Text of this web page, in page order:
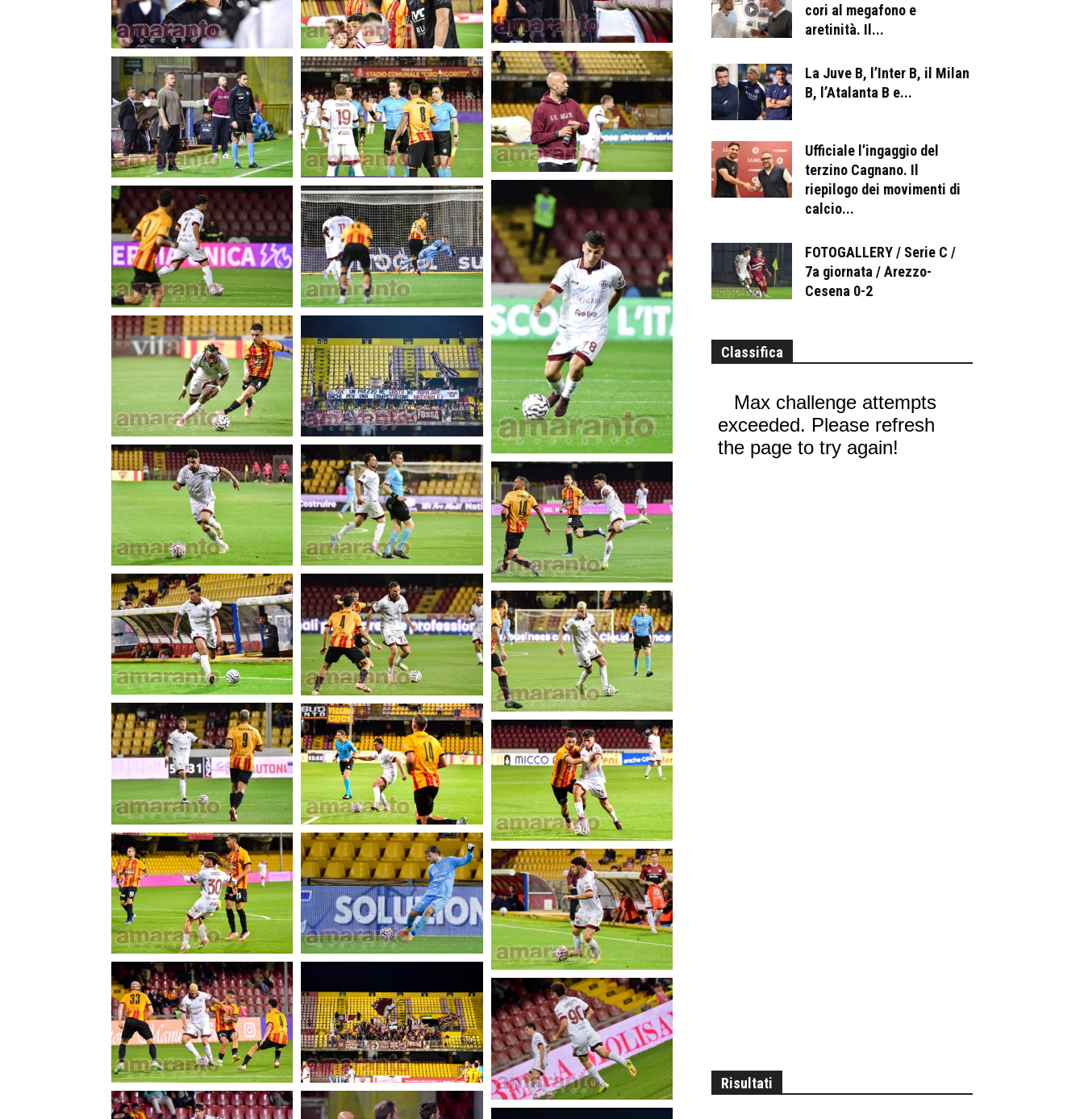
cori al megafono e
aretinità. Il...
La Juve B, l’Inter B, il Milan
B, l’Atalanta B e...
Ufficiale l’ingaggio del
terzino Cagnano. Il
riepilogo dei movimenti di
calcio...
FOTOGALLERY / Serie C /
7a giornata / Arezzo-
Cesena 0-2
Classifica
Risultati